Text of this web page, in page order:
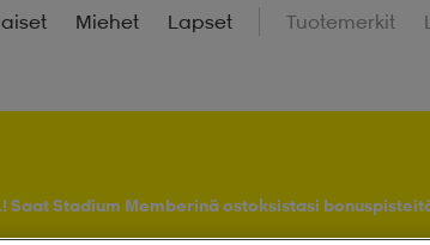
Miehet Lapset Tuotemerkit
Saat Stadium Memberinä ostoksistasi